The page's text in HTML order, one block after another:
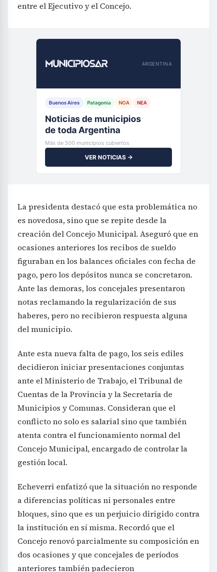
entre el Ejecutivo y el Concejo.
ARGENTINA
Buenos Aires Patagonia NOA NEA
Noticias de municipios
de toda Argentina
Más de 500 municipios cubiertos
VER NOTICIAS →
La presidenta destacó que esta problemática no
es novedosa, sino que se repite desde la
creación del Concejo Municipal. Aseguró que en
ocasiones anteriores los recibos de sueldo
figuraban en los balances oficiales con fecha de
pago, pero los depósitos nunca se concretaron.
Ante las demoras, los concejales presentaron
notas reclamando la regularización de sus
haberes, pero no recibieron respuesta alguna
del municipio.
Ante esta nueva falta de pago, los seis ediles
decidieron iniciar presentaciones conjuntas
ante el Ministerio de Trabajo, el Tribunal de
Cuentas de la Provincia y la Secretaría de
Municipios y Comunas. Consideran que el
conflicto no solo es salarial sino que también
atenta contra el funcionamiento normal del
Concejo Municipal, encargado de controlar la
gestión local.
Echeverri enfatizó que la situación no responde
a diferencias políticas ni personales entre
bloques, sino que es un perjuicio dirigido contra
la institución en sí misma. Recordó que el
Concejo renovó parcialmente su composición en
dos ocasiones y que concejales de períodos
anteriores también padecieron